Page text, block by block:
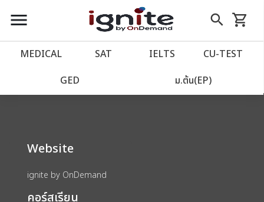
close
account_balance หน้าแรก
เว็บไซต์อิกไนท์
import_contacts วางแผนการเรียน
account_circle เข้าสู่ระบบ
menu search
Skip
to
shopping_cart
รถเข็น
MEDICAL SAT IELTS CU‑TEST
GED ม.ต้น(EP)
We could not find anything for 80002040
Website
ignite by OnDemand
คอร์สเรียน